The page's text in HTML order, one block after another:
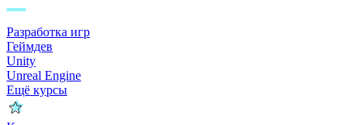
Разработка игр
Геймдев
Unity
Unreal Engine
Ещё курсы